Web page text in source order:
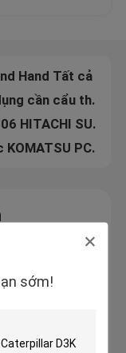
sớm!
KATO NK-400E-III 40 tấn sử dụng cần cẩu thủy lực xe tải Mitsubishi Carrier K354
Cần cẩu tay di động 2 năm 2006 HITACHI SUMITOMO UCX300 30 Tôn Loại bánh xe
45 Tấn được sử dụng Máy xúc KOMATSU PC450-7, Được sử dụng Komatsu Backhoe Công suất động cơ 335HP